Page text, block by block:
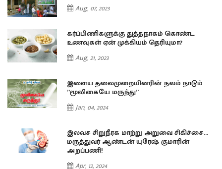
Aug, 07, 2023
கர்ப்பிணிகளுக்கு துத்தநாகம் கொண்ட
உணவுகள் ஏன் முக்கியம் தெரியுமா?
Aug, 21, 2023
இளைய தலைமுறையினரின் நலம் நாடும்
”மூலிகையே மருந்து”
Jan, 04, 2024
இலவச சிறுநீரக மாற்று அறுவை சிகிச்சை…
மருத்துவர் ஆண்டன் யுரேஷ் குமாரின்
அறப்பணி!
Apr, 12, 2024